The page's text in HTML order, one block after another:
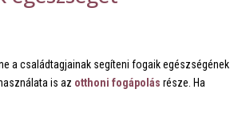
a családtagjainak segíteni fogaik egészségének
is az otthoni fogápolás része. Ha